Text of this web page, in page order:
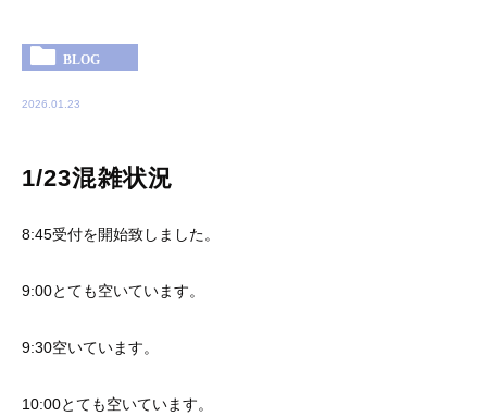
BLOG
2026.01.23
1/23混雑状況
8:45受付を開始致しました。
9:00とても空いています。
9:30空いています。
10:00とても空いています。